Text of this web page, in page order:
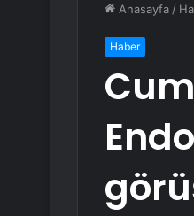
Anasayfa /
Haber